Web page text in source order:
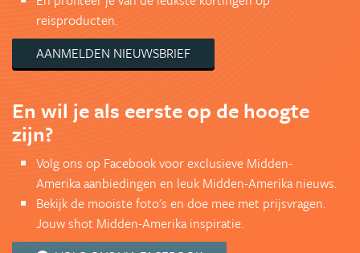
reisproducten.
AANMELDEN NIEUWSBRIEF
En wil je als eerste op de hoogte
zijn?
Volg ons op Facebook voor exclusieve Midden-
Amerika aanbiedingen en leuk Midden-Amerika nieuws.
Bekijk de mooiste foto's en doe mee met prijsvragen.
Jouw shot Midden-Amerika inspiratie.